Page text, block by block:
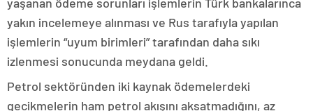
yakın incelemeye alınması ve Rus tarafıyla yapılan
işlemlerin “uyum birimleri” tarafından daha sıkı
izlenmesi sonucunda meydana geldi.
Petrol sektöründen iki kaynak ödemelerdeki
gecikmelerin ham petrol akışını aksatmadığını, az